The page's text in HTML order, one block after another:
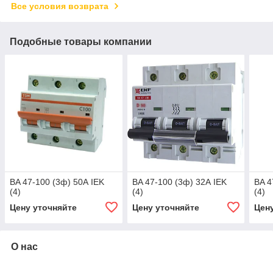
Все условия возврата
Подобные товары компании
BA 47-100 (3ф) 50А IEK
(4)
Цену уточняйте
BA 47-100 (3ф) 32А IEK
(4)
Цену уточняйте
BA
(4)
О нас